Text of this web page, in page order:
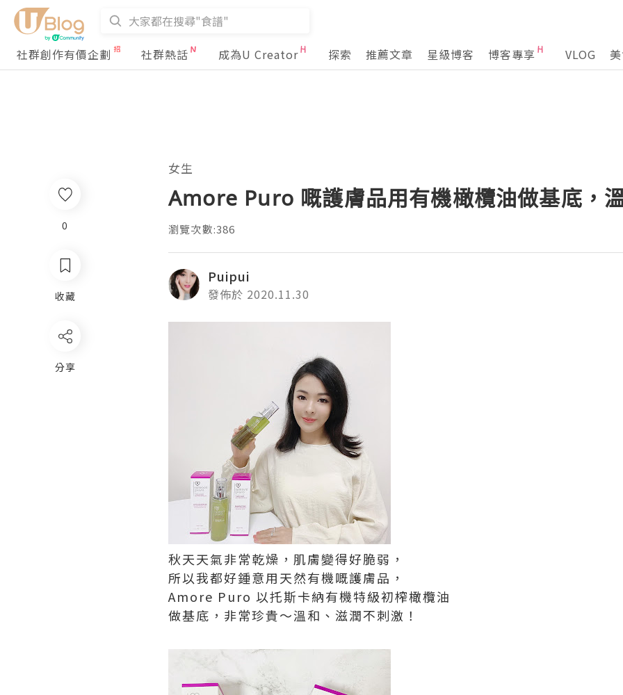
社群創作有價企劃 社群熱話 成為U Creator 探索 推薦文章 星級博客 博客專享 VLOG
女生
Amore Puro 嘅護膚品用有機橄欖油做基底，
瀏覽次數:386
Puipui
發佈於 2020.11.30
秋天天氣非常乾燥，肌膚變得好脆弱，
所以我都好鍾意用天然有機嘅護膚品，
Amore Puro 以托斯卡納有機特級初榨橄欖油
做基底，非常珍貴～溫和、滋潤不刺激！
0
收藏
分享